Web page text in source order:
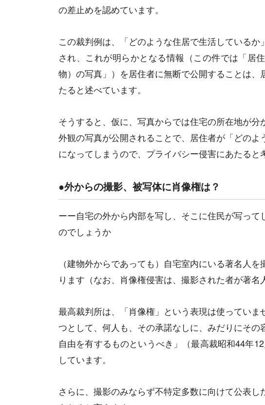
の差止めを認めています。
この裁判例は、「どのような住居で生活している
され、これが明らかとなる情報（この件では「居
物）の写真」）を居住者に無断で公開することは
たると述べています。
そうすると、仮に、写真からでは住宅の所在地が
外観の写真が公開されることで、居住者が「どの
になってしまうので、プライバシー侵害にあたると
●外からの撮影、被写体に肖像権は？
ーー自宅の外から内部を写し、そこに住民が写っ
のでしょうか
（建物外からであっても）自宅室内にいる著名人
ります（なお、肖像権侵害は、撮影された者が著名
最高裁判所は、「肖像権」という表現は使ってい
つとして、何人も、その承諾なしに、みだりにそ
自由を有するものというべき」（最高裁昭和44年
しています。
さらに、撮影のみならず不特定多数に向けて公表